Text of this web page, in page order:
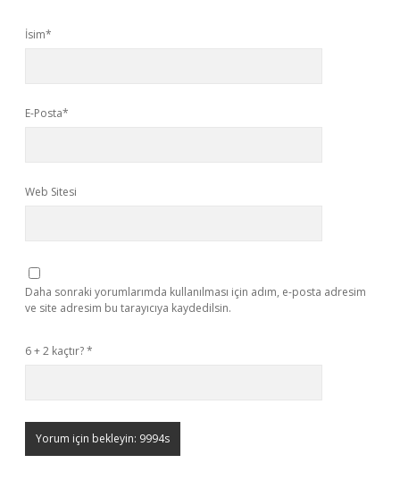
İsim*
E-Posta*
Web Sitesi
Daha sonraki yorumlarımda kullanılması için adım, e-posta adresim
ve site adresim bu tarayıcıya kaydedilsin.
6 + 2 kaçtır?*